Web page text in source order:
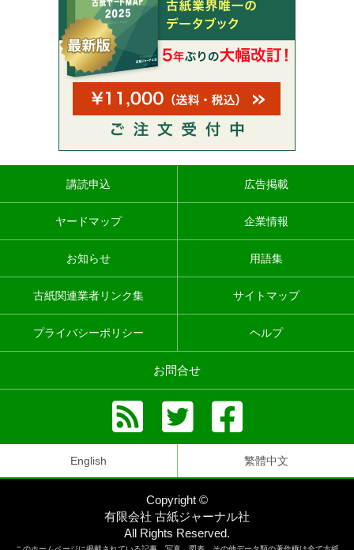
講読申込 広告掲載
ヤードマップ 企業情報
お知らせ 用語集
古紙関連業者リンク集 サイトマップ
プライバシーポリシー ヘルプ
お問合せ
English 繁體中文
Copyright ©
有限会社 古紙ジャーナル社
All Rights Reserved.